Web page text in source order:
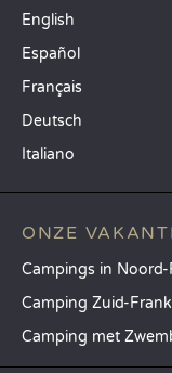
English
Español
Français
Deutsch
Italiano
ONZE
Campings in
Camping Zuid-
Camping met